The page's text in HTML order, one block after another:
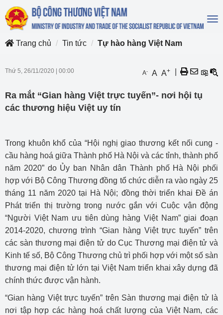
Trang chủ
Tin tức Tự hào hàng Việt Nam
Thứ 5, 26/11/2020 00:00 A- A A+
Ra mắt “Gian hàng Việt trực tuyến”- nơi hội tụ
các thương hiệu Việt uy tín
Trong khuôn khổ của “Hội nghị giao thương kết nối cung -
cầu hàng hoá giữa Thành phố Hà Nội và các tỉnh, thành phố
năm 2020” do Ủy ban Nhân dân Thành phố Hà Nội phối
hợp với Bộ Công Thương đồng tổ chức diễn ra vào ngày 25
tháng 11 năm 2020 tại Hà Nội; đồng thời triển khai Đề án
Phát triển thị trường trong nước gắn với Cuộc vận động
“Người Việt Nam ưu tiên dùng hàng Việt Nam” giai đoạn
2014-2020, chương trình “Gian hàng Việt trực tuyến” trên
các sàn thương mại điện tử do Cục Thương mại điện tử và
Kinh tế số, Bộ Công Thương chủ trì phối hợp với một số sàn
thương mại điện tử lớn tại Việt Nam triển khai xây dựng đã
chính thức được vận hành.
“Gian hàng Việt trực tuyến” trên Sàn thương mại điện tử là
nơi tập hợp các hàng hoá chất lượng của Việt Nam, các